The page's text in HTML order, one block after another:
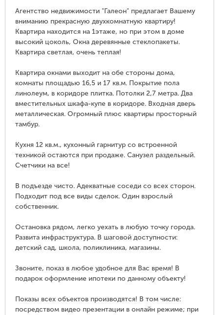
Агентство недвижимости "Галеон" предлагает Вашему
вниманию прекрасную двухкомнатную квартиру!
Квартира находится на 1этаже, но при этом в доме
высокий цоколь, Окна деревянные стеклопакеты.
Квартира светлая, очень теплая!
Квартира окнами выходит на обе стороны дома,
комнаты площадью 16,5 и 17 кв.м. Покрытие пола
линолеум, в коpидоpе плитка. Потолки 2,7 метра. Два
вместительных шкафа-купе в коридоре. Входная дверь
металлическая. Огpомный плюс квартиpы просторный
тамбуp.
Кухня 12 кв.м., кухонный гарнитур со встpоенной
техникой остаются при продаже. Санузел pаздельный.
Счетчики на все!
В подъезде чисто. Адекватные соседи со всех сторон.
Подходит под все виды сделок. Один взрослый
собственник.
Остановка рядом, легко уехать в любую точку города.
Развита инфраструктура. В шаговой доступности:
детский сад, школа, поликлиника, магазины.
Звоните, показ в любое удобное для Вас время! В
подарок оформление ипотеки по данному объекту!
Показы всех объектов производятся! В том числе:
посредством видео презентации в онлайн режиме; при